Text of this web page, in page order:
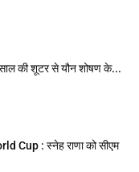
की शूटर से यौन शोषण के...
Cup : स्नेह राणा को सीएम